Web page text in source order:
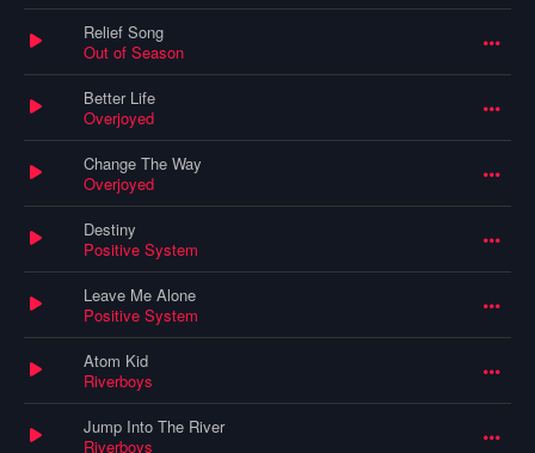
Relief Song
Out of Season
Better Life
Overjoyed
Change The Way
Overjoyed
Destiny
Positive System
Leave Me Alone
Positive System
Atom Kid
Riverboys
Jump Into The River
Riverboys